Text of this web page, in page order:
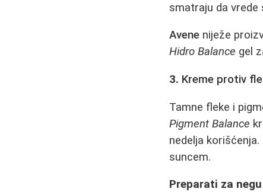
smatraju da vrede
Avene niježe
Hidro Balance gel
3. Kreme protiv
Tamne fleke i
Pigment Balance
nedelja korišćenja.
suncem.
Preparati za